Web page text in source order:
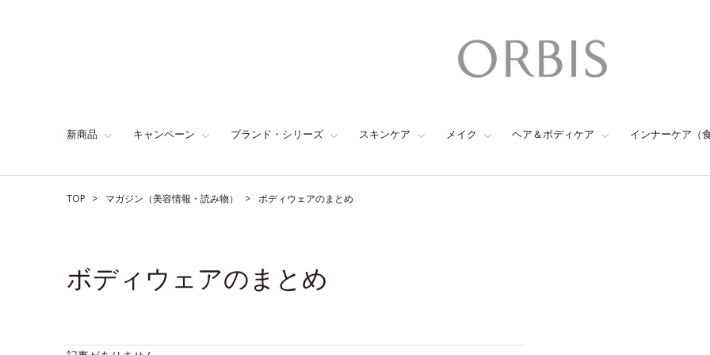
新商品 キャンペーン ブランド・シリーズ スキンケア メイク ヘア＆ボディケア インナーケア（
TOP マガジン（美容情報・読み物） ボディウェアのまとめ
ボディウェアのまとめ